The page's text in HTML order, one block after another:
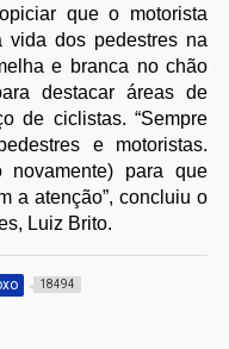
que o motorista
dos pedestres na
e branca no chão
destacar áreas de
de ciclistas. “Sempre
e motoristas.
novamente) para que
a atenção”, concluiu o
Luiz Brito.
18494